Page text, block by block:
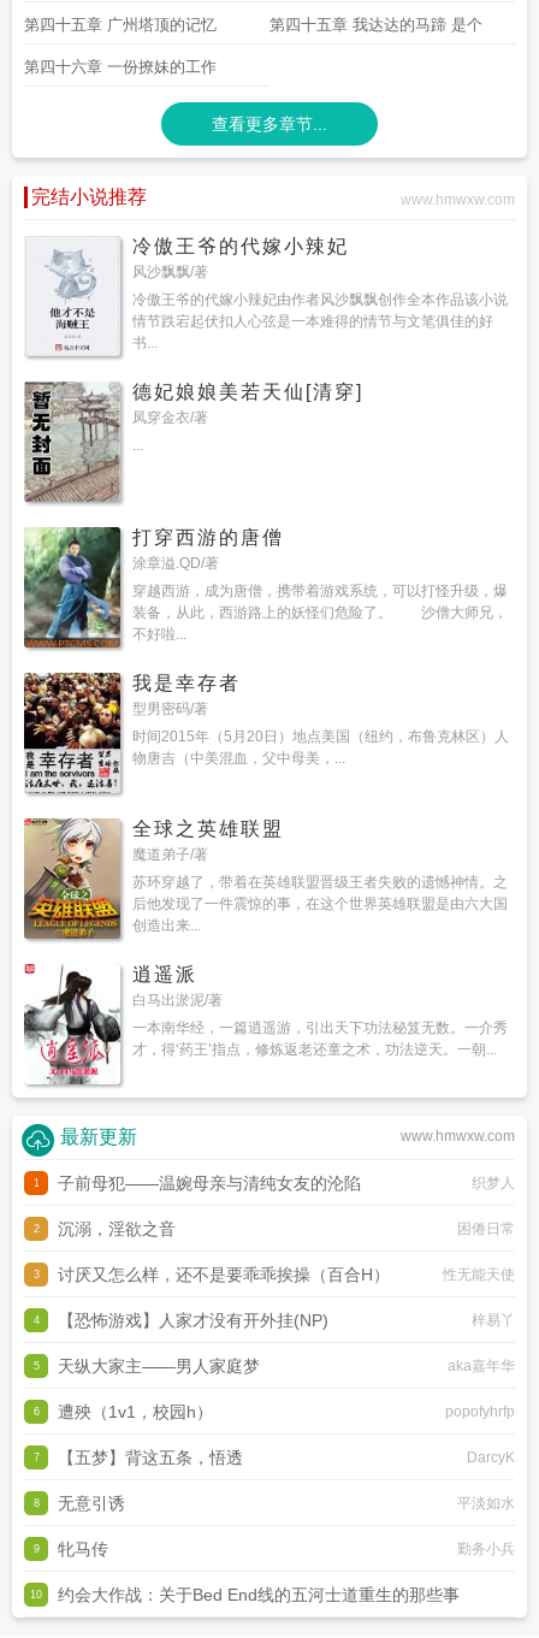
第四十五章 广州塔顶的记忆 第四十五章 我达达的马蹄 是个
第四十六章 一份撩妹的工作
查看更多章节...
完结小说推荐 www.hmwxw.com
冷傲王爷的代嫁小辣妃
风沙飘飘/著
冷傲王爷的代嫁小辣妃由作者风沙飘飘创作全本作品该小说
情节跌宕起伏扣人心弦是一本难得的情节与文笔俱佳的好
书...
德妃娘娘美若天仙[清穿]
凤穿金衣/著
...
打穿西游的唐僧
涂章溢.QD/著
穿越西游，成为唐僧，携带着游戏系统，可以打怪升级，爆
装备，从此，西游路上的妖怪们危险了。 沙僧大师兄，
不好啦...
我是幸存者
型男密码/著
时间2015年（5月20日）地点美国（纽约，布鲁克林区）人
物唐吉（中美混血，父中母美，...
全球之英雄联盟
魔道弟子/著
苏环穿越了，带着在英雄联盟晋级王者失败的遗憾神情。之
后他发现了一件震惊的事，在这个世界英雄联盟是由六大国
创造出来...
逍遥派
白马出淤泥/著
一本南华经，一篇逍遥游，引出天下功法秘笈无数。一介秀
才，得‘药王’指点，修炼返老还童之术，功法逆天。一朝...
www.hmwxw.com
最新更新
1 子前母犯——温婉母亲与清纯女友的沦陷 织梦人
2 沉溺，淫欲之音 困倦日常
3 讨厌又怎么样，还不是要乖乖挨操（百合H） 性无能天使
4 【恐怖游戏】人家才没有开外挂(NP) 梓易丫
5 天纵大家主——男人家庭梦 aka嘉年华
6 遭殃（1v1，校园h） popofyhrfp
7 【五梦】背这五条，悟透 DarcyK
8 无意引诱 平淡如水
9 牝马传 勤务小兵
10 约会大作战：关于Bed End线的五河士道重生的那些事